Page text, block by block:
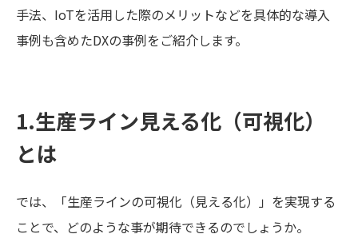
手法、IoTを活用した際のメリットなどを具体的な導入
事例も含めたDXの事例をご紹介します。
1.生産ライン見える化（可視化）
とは
では、「生産ラインの可視化（見える化）」を実現する
ことで、どのような事が期待できるのでしょうか。